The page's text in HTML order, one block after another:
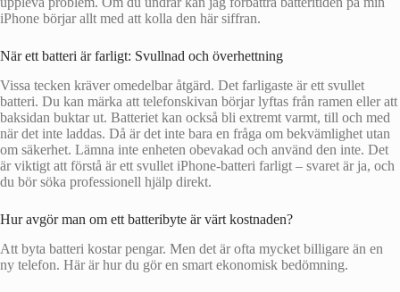
iPhone börjar allt med att kolla den här siffran.
När ett batteri är farligt: Svullnad och överhettning
Vissa tecken kräver omedelbar åtgärd. Det farligaste är ett svullet
batteri. Du kan märka att telefonskivan börjar lyftas från ramen eller att
baksidan buktar ut. Batteriet kan också bli extremt varmt, till och med
när det inte laddas. Då är det inte bara en fråga om bekvämlighet utan
om säkerhet. Lämna inte enheten obevakad och använd den inte. Det
är viktigt att förstå är ett svullet iPhone-batteri farligt – svaret är ja, och
du bör söka professionell hjälp direkt.
Hur avgör man om ett batteribyte är värt kostnaden?
Att byta batteri kostar pengar. Men det är ofta mycket billigare än en
ny telefon. Här är hur du gör en smart ekonomisk bedömning.